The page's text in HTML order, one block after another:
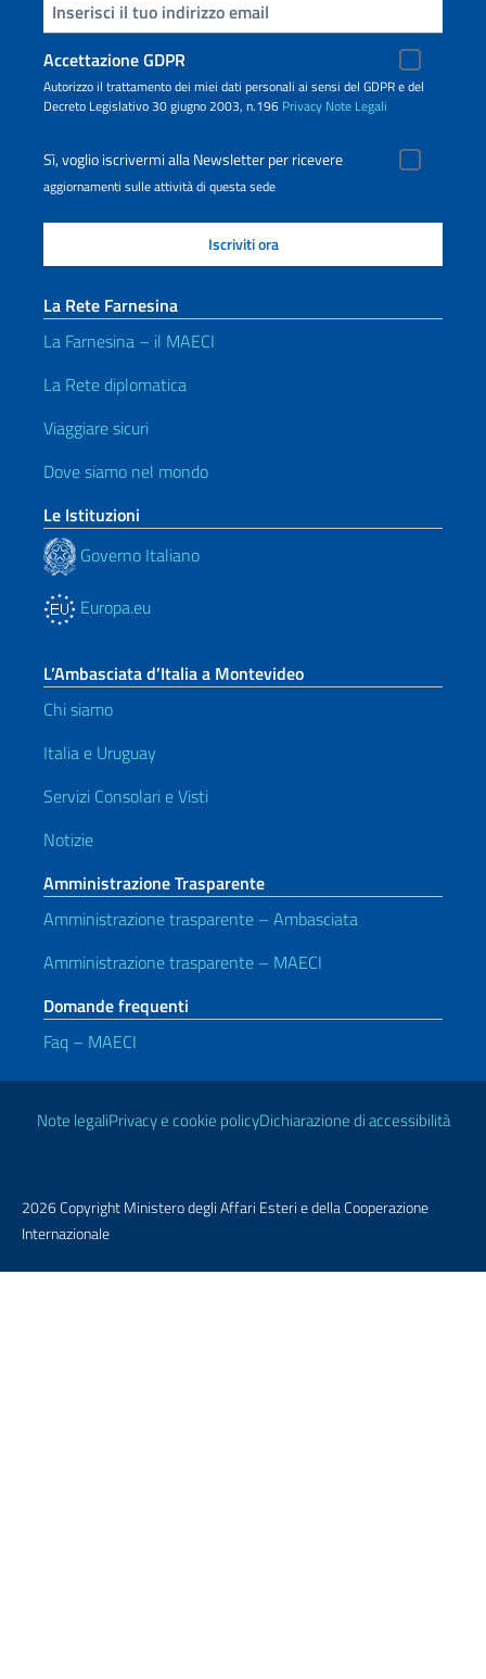
Inserisci la tua email
Accettazione GDPR
Autorizzo il trattamento dei miei dati personali ai sensi del GDPR e del
Decreto Legislativo 30 giugno 2003, n.196 Privacy Note Legali
Sì, voglio iscrivermi alla Newsletter per ricevere
aggiornamenti sulle attività di questa sede
La Rete Farnesina
La Farnesina – il MAECI
La Rete diplomatica
Viaggiare sicuri
Dove siamo nel mondo
Le Istituzioni
Governo Italiano
Europa.eu
L’Ambasciata d’Italia a Montevideo
Chi siamo
Italia e Uruguay
Servizi Consolari e Visti
Notizie
Amministrazione Trasparente
Amministrazione trasparente – Ambasciata
Amministrazione trasparente – MAECI
Domande frequenti
Faq – MAECI
Link Utili
Note legaliPrivacy e cookie policyDichiarazione di accessibilità
2026 Copyright Ministero degli Affari Esteri e della Cooperazione
Internazionale